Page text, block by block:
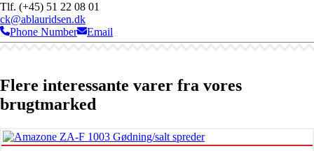
Tlf. (+45) 51 22 08 01
ck@ablauridsen.dk
Phone Number
Email
Flere interessante varer fra vores
brugtmarked